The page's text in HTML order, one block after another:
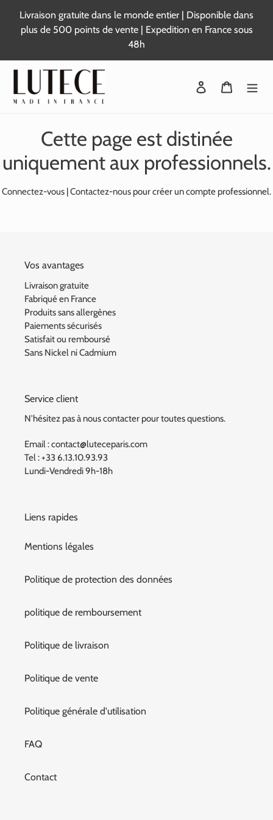
contenu
Livraison gratuite dans le monde entier | Disponible dans
plus de 500 points de vente | Expedition en France sous
48h
Se connecter
Panier
Cette page est distinée
uniquement aux professionnels.
Connectez-vous Contactez-nous pour créer un compte professionnel.
Vos avantages
Livraison gratuite
Fabriqué en France
Produits sans allergènes
Paiements sécurisés
Satisfait ou remboursé
Sans Nickel ni Cadmium
Service client
N'hésitez pas à nous contacter pour toutes questions.
Email : contact@luteceparis.com
Tel : +33 6.13.10.93.93
Lundi-Vendredi 9h-18h
Liens rapides
Mentions légales
Politique de protection des données
politique de remboursement
Politique de livraison
Politique de vente
Politique générale d'utilisation
FAQ
Contact